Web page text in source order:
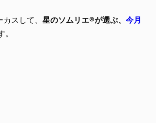
スして、 星のソムリエ®が選ぶ、 今月